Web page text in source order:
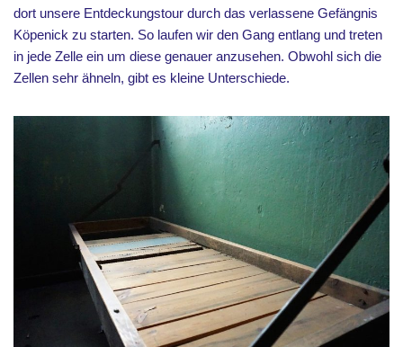
dort unsere Entdeckungstour durch das verlassene Gefängnis
Köpenick zu starten. So laufen wir den Gang entlang und treten
in jede Zelle ein um diese genauer anzusehen. Obwohl sich die
Zellen sehr ähneln, gibt es kleine Unterschiede.